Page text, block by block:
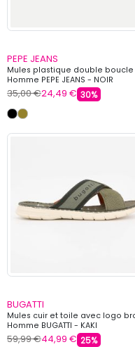
PEPE JEANS
Mules plastique double boucle
Homme PEPE JEANS - NOIR
35,00 €24,49 € 30%
BUGATTI
Mules cuir et toile avec logo
Homme BUGATTI - KAKI
59,99 €44,99 € 25%